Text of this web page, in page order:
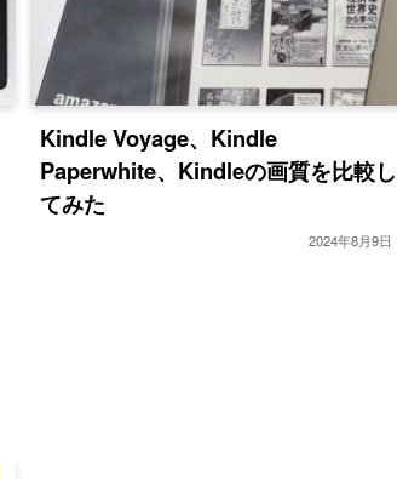
Kindle Voyage、Kindle
Paperwhite、Kindleの画質を比較し
てみた
2024年8月9日